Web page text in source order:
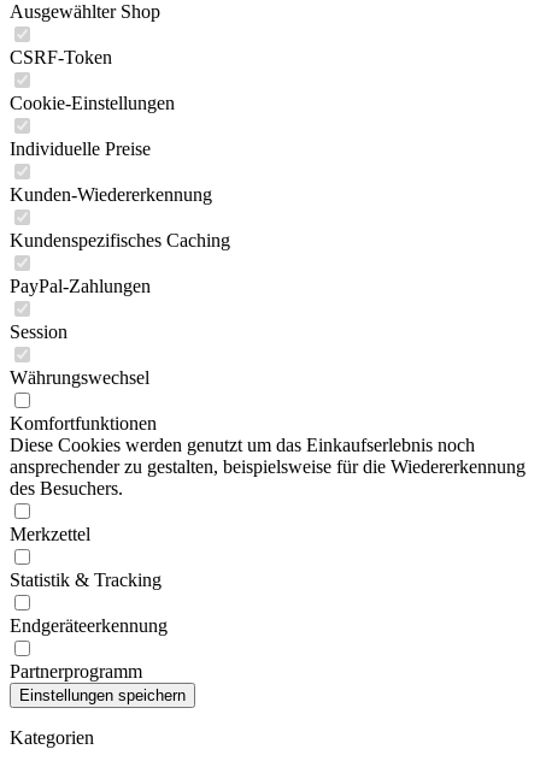
Ausgewählter Shop
CSRF-Token
Cookie-Einstellungen
Individuelle Preise
Kunden-Wiedererkennung
Kundenspezifisches Caching
PayPal-Zahlungen
Session
Währungswechsel
Komfortfunktionen
Diese Cookies werden genutzt um das Einkaufserlebnis noch
ansprechender zu gestalten, beispielsweise für die Wiedererkennung
des Besuchers.
Merkzettel
Statistik & Tracking
Endgeräteerkennung
Partnerprogramm
Kategorien